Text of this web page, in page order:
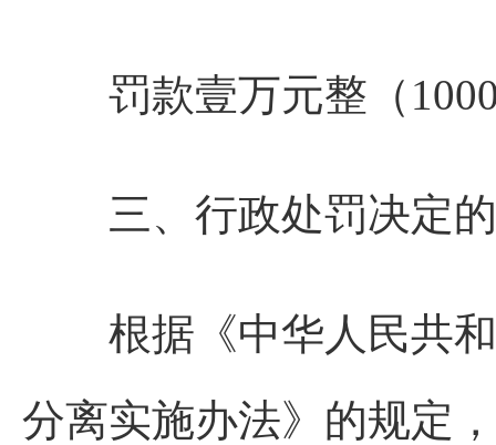
罚款壹万元整（
三、行政处罚决定的
根据《中华人民共和
分离实施办法》的规定